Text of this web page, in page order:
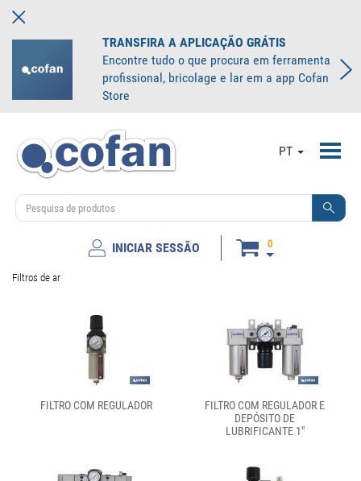
TRANSFIRA A APLICAÇÃO GRÁTIS
Encontre tudo o que procura em ferramenta
profissional, bricolage e lar em a app Cofan
Store
PT
INICIAR SESSÃO 0
Filtros de ar
FILTRO COM REGULADOR
FILTRO COM REGULADOR E
DEPÓSITO DE
LUBRIFICANTE 1"